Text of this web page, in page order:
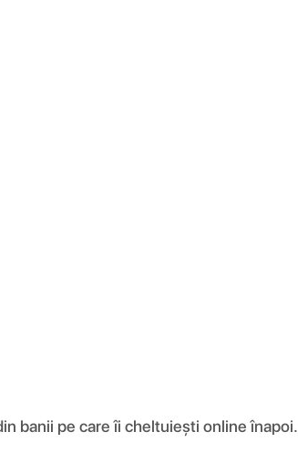
banii pe care îi cheltuiești online înapoi.